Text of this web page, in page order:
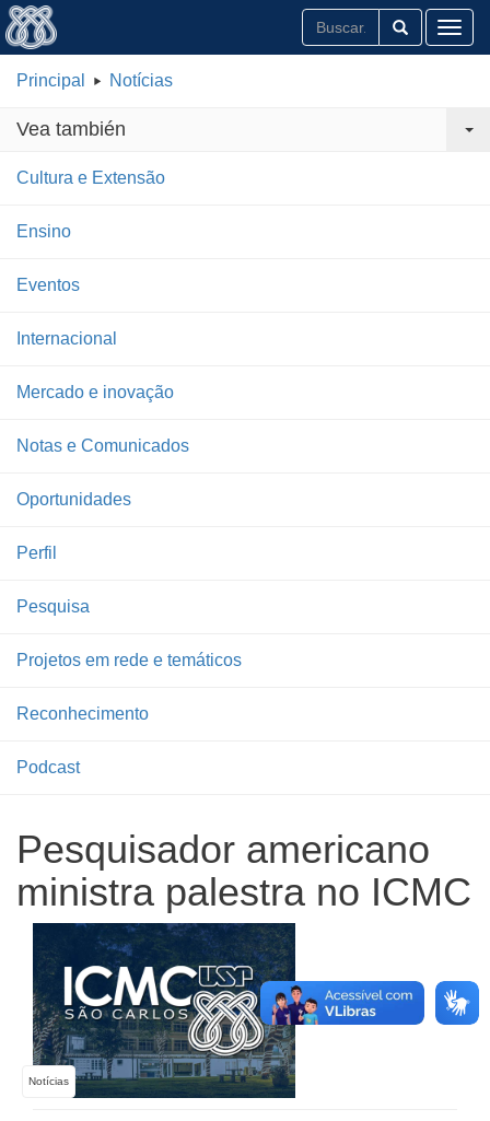
Principal Notícias
Vea también
Cultura e Extensão
Ensino
Eventos
Internacional
Mercado e inovação
Notas e Comunicados
Oportunidades
Perfil
Pesquisa
Projetos em rede e temáticos
Reconhecimento
Podcast
Pesquisador americano
ministra palestra no ICMC
Notícias